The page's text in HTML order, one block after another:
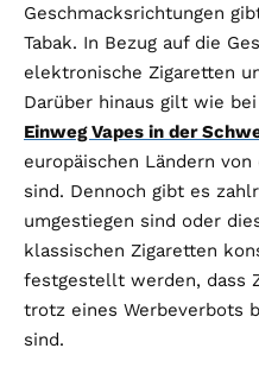
Geschmacksrichtungen
Tabak. In Bezug auf die
elektronische Zigaretten
Darüber hinaus gilt wie
Einweg Vapes in der
europäischen Ländern
sind. Dennoch gibt es
umgestiegen sind oder
klassischen Zigaretten
festgestellt werden, dass
trotz eines Werbeverbots
sind.